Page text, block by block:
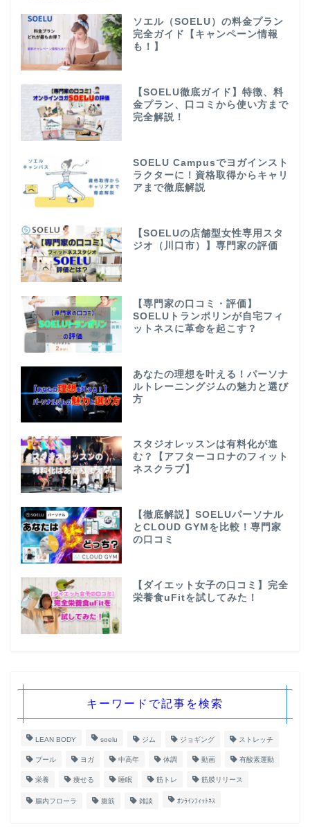
ソエル（SOELU）の料金プラン
完全ガイド【キャンペーン情報
も！】
【SOELU徹底ガイド】特徴、料
金プラン、口コミから使い方まで
完全解説！
SOELU Campusでヨガインスト
ラクターに！資格取得からキャリ
アまで徹底解説
【SOELUの店舗型女性専用スタ
ジオ（川口市）】専門家の評価
【専門家の口コミ・評価】
SOELUトランポリンが自宅フィ
ットネスに革命を起こす？
あなたの理想を叶える！パーソナ
ルトレーニングジムの魅力と選び
方
スタジオレッスンは有料化が進
む？【アフターコロナのフィット
ネスクラブ】
【徹底解説】SOELUパーソナル
とCLOUD GYMを比較！専門家
の口コミ
【ダイエット女子の口コミ】完全
栄養食uFitを試してみた！
キーワードで記事を検索
LEAN BODY soelu ジム ジョギング ストレッチ
プール ヨガ 中高年 体調 動画 有酸素運動
栄養 痩せる 睡眠 筋トレ 筋膜リリース
腸内フローラ 腹筋 雑談 ｵﾝﾗｲﾝﾌｨｯﾄﾈｽ